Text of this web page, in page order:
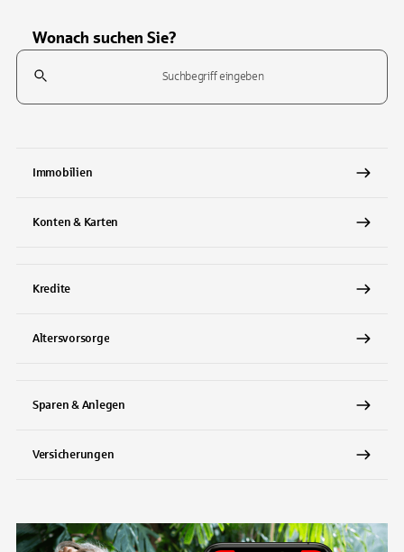
Wonach suchen Sie?
Suchfeld
Immobilien
Konten & Karten
Kredite
Altersvorsorge
Sparen & Anlegen
Versicherungen